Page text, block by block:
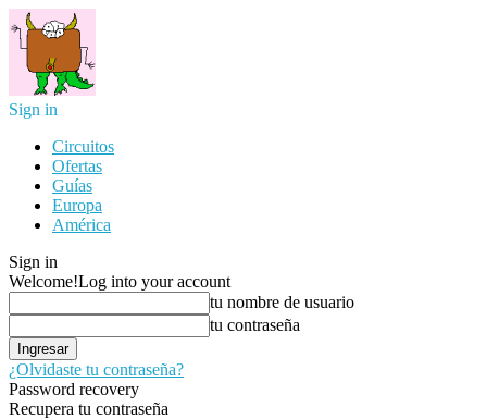
Sign in
Circuitos
Ofertas
Guías
Europa
América
Sign in
Welcome!Log into your account
tu nombre de usuario
tu contraseña
¿Olvidaste tu contraseña?
Password recovery
Recupera tu contraseña